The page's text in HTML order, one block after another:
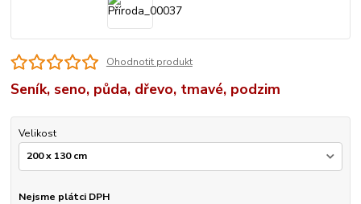
Ohodnotit produkt
Seník, seno, půda, dřevo, tmavé, podzim
Velikost
Nejsme plátci DPH